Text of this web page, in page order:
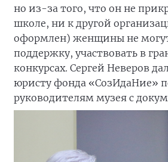
но из-за того, что он не
школе, ни к другой
оформлен) женщины не
поддержку, участвовать в
конкурсах. Сергей Неверов
юристу фонда «СозИдаНие»
руководителям музея с